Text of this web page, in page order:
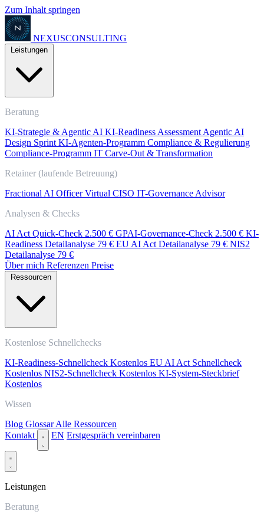
Zum Inhalt springen
NEXUSCONSULTING
Beratung
KI-Strategie & Agentic AI KI-Readiness Assessment Agentic AI
Design Sprint KI-Agenten-Programm Compliance & Regulierung
Compliance-Programm IT Carve-Out & Transformation
Retainer (laufende Betreuung)
Fractional AI Officer Virtual CISO IT-Governance Advisor
Analysen & Checks
AI Act Quick-Check 2.500 € GPAI-Governance-Check 2.500 € KI-
Readiness Detailanalyse 79 € EU AI Act Detailanalyse 79 € NIS2
Detailanalyse 79 €
Über mich Referenzen Preise
Kostenlose Schnellchecks
KI-Readiness-Schnellcheck Kostenlos EU AI Act Schnellcheck
Kostenlos NIS2-Schnellcheck Kostenlos KI-System-Steckbrief
Kostenlos
Wissen
Blog Glossar Alle Ressourcen
Kontakt
EN Erstgespräch vereinbaren
Leistungen
Beratung